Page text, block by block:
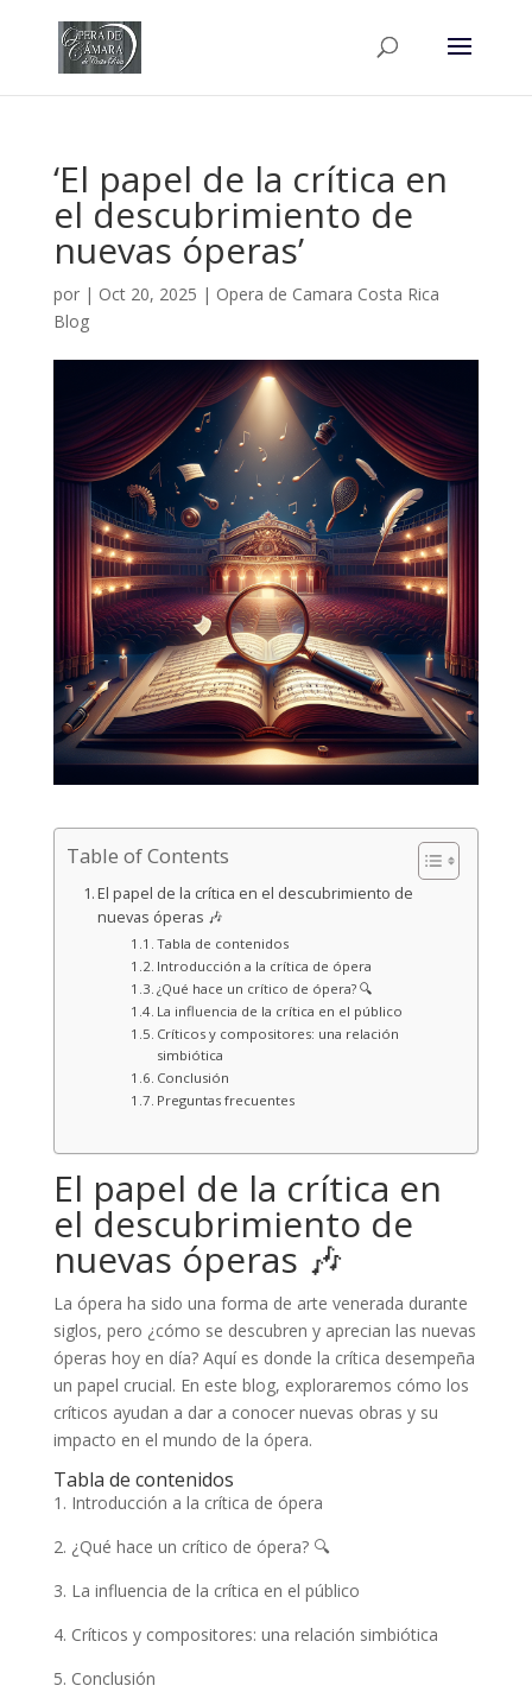
‘El papel de la crítica en
el descubrimiento de
nuevas óperas’
por | Oct 20, 2025 | Opera de Camara Costa Rica
Blog
Table of Contents
El papel de la crítica en el descubrimiento de
nuevas óperas 🎶
Tabla de contenidos
Introducción a la crítica de ópera
¿Qué hace un crítico de ópera? 🔍
La influencia de la crítica en el público
Críticos y compositores: una relación
simbiótica
Conclusión
Preguntas frecuentes
El papel de la crítica en
el descubrimiento de
nuevas óperas 🎶
La ópera ha sido una forma de arte venerada durante
siglos, pero ¿cómo se descubren y aprecian las nuevas
óperas hoy en día? Aquí es donde la crítica desempeña
un papel crucial. En este blog, exploraremos cómo los
críticos ayudan a dar a conocer nuevas obras y su
impacto en el mundo de la ópera.
Tabla de contenidos
1. Introducción a la crítica de ópera
2. ¿Qué hace un crítico de ópera? 🔍
3. La influencia de la crítica en el público
4. Críticos y compositores: una relación simbiótica
5. Conclusión